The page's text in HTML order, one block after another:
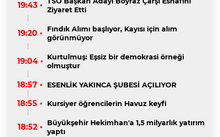
19:43 • Ziyaret Etti
19:20 •
Fındık Alımı başlıyor, Kayısı için alım
görünmüyor
19:04 • Kurtulmuş: Eşsiz bir demokrasi örneği
olmuştur
18:57 • ESENLİK YAKINCA ŞUBESİ AÇILIYOR
18:55 • Kursiyer öğrencilerin Havuz keyfi
18:52 •
Büyükşehir Hekimhan'a 1,5 milyarlık yatırım
yaptı